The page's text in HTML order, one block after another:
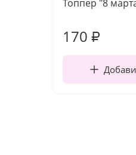
Топпер "8
170 ₽